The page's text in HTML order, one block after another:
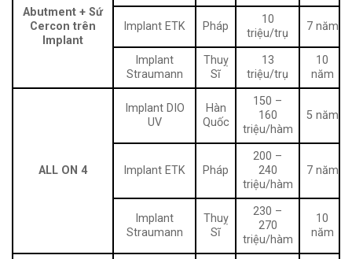
Abutment + Sứ
Cercon trên
Implant
Implant ETK Pháp
10
triệu/trụ
7 năm
Implant
Straumann
Thuỵ
Sĩ
13
triệu/trụ
10
năm
ALL ON 4
Implant DIO
UV
Hàn
Quốc
150 –
160
triệu/hàm
5 năm
Implant ETK Pháp
200 –
240
triệu/hàm
7 năm
Implant
Straumann
Thuỵ
Sĩ
230 –
270
triệu/hàm
10
năm